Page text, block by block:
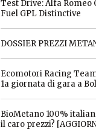
Test Drive: Alfa Romeo
Fuel GPL Distinctive
DOSSIER PREZZI
Ecomotori Racing
1a giornata di gara a
BioMetano 100%
il caro prezzi?